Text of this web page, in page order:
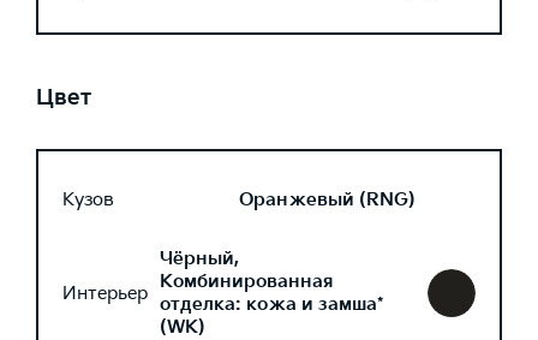
Цвет
Кузов Оранжевый (RNG)
Интерьер
Чёрный,
Комбинированная
отделка: кожа и замша*
(WK)